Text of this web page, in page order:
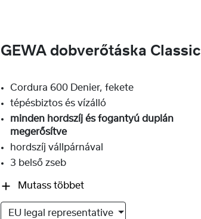
GEWA dobverőtáska Classic
Cordura 600 Denier, fekete
tépésbiztos és vízálló
minden hordszíj és fogantyú duplán
megerősítve
hordszíj vállpárnával
3 belső zseb
Mutass többet
EU legal representative